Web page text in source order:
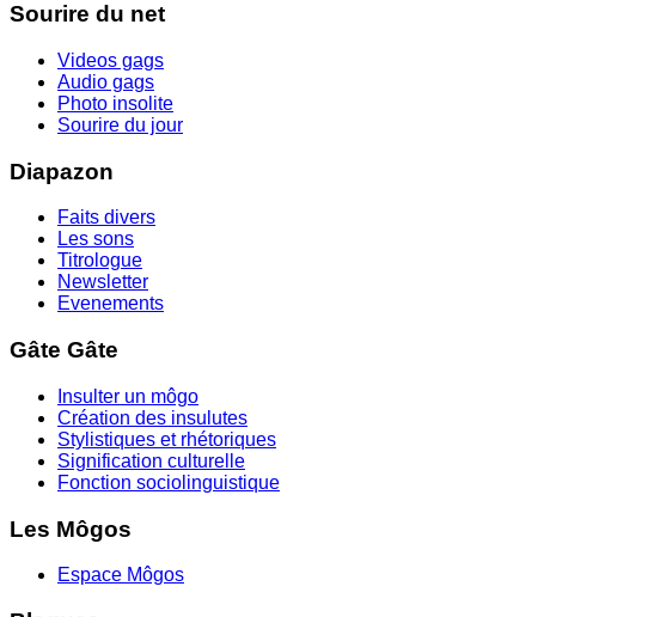
Sourire du net
Videos gags
Audio gags
Photo insolite
Sourire du jour
Diapazon
Faits divers
Les sons
Titrologue
Newsletter
Evenements
Gâte Gâte
Insulter un môgo
Création des insulutes
Stylistiques et rhétoriques
Signification culturelle
Fonction sociolinguistique
Les Môgos
Espace Môgos